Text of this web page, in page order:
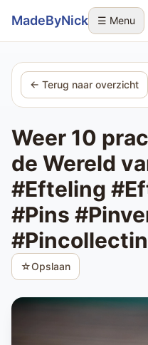
Sla navigatie over
MadeByNick ☰ Menu
← Terug naar overzicht
Weer 10
de Wereld
#Efteling
#Pins
☆Opslaan